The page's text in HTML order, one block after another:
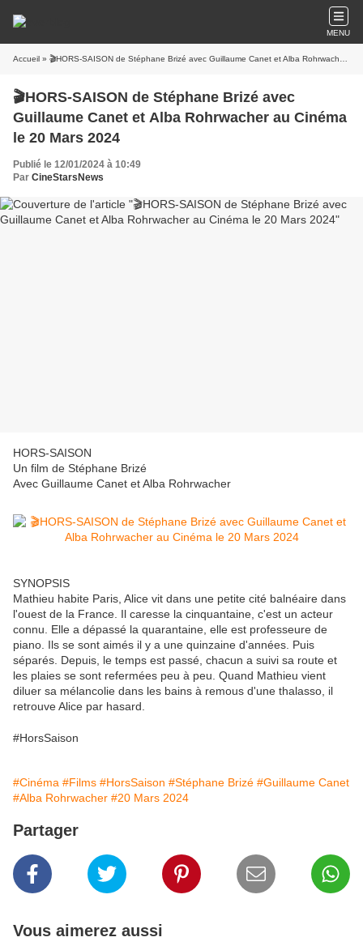
MENU
Accueil » 🎬HORS-SAISON de Stéphane Brizé avec Guillaume Canet et Alba Rohrwacher au Cinéma le 20 Mars 2024
🎬HORS-SAISON de Stéphane Brizé avec
Guillaume Canet et Alba Rohrwacher au Cinéma
le 20 Mars 2024
Publié le 12/01/2024 à 10:49
Par CineStarsNews
HORS-SAISON
Un film de Stéphane Brizé
Avec Guillaume Canet et Alba Rohrwacher
SYNOPSIS
Mathieu habite Paris, Alice vit dans une petite cité balnéaire dans
l'ouest de la France. Il caresse la cinquantaine, c'est un acteur
connu. Elle a dépassé la quarantaine, elle est professeure de
piano. Ils se sont aimés il y a une quinzaine d'années. Puis
séparés. Depuis, le temps est passé, chacun a suivi sa route et
les plaies se sont refermées peu à peu. Quand Mathieu vient
diluer sa mélancolie dans les bains à remous d'une thalasso, il
retrouve Alice par hasard.
#HorsSaison
#Cinéma #Films #HorsSaison #Stéphane Brizé #Guillaume Canet
#Alba Rohrwacher #20 Mars 2024
Partager
Vous aimerez aussi